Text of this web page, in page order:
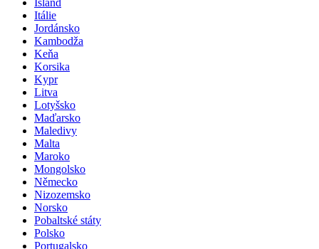
Itálie
Jordánsko
Kambodža
Keňa
Korsika
Kypr
Litva
Lotyšsko
Maďarsko
Maledivy
Malta
Maroko
Mongolsko
Německo
Nizozemsko
Norsko
Pobaltské státy
Polsko
Portugalsko